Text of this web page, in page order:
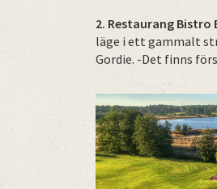
2. Restaurang Bistro
läge i ett gammalt
Gordie. -Det finns